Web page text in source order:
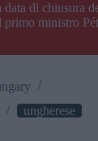
di chiusura
ministro
ungherese